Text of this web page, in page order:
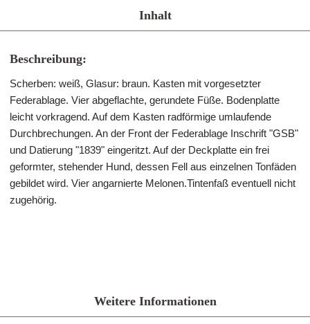
Inhalt
Beschreibung:
Scherben: weiß, Glasur: braun. Kasten mit vorgesetzter
Federablage. Vier abgeflachte, gerundete Füße. Bodenplatte
leicht vorkragend. Auf dem Kasten radförmige umlaufende
Durchbrechungen. An der Front der Federablage Inschrift "GSB"
und Datierung "1839" eingeritzt. Auf der Deckplatte ein frei
geformter, stehender Hund, dessen Fell aus einzelnen Tonfäden
gebildet wird. Vier angarnierte Melonen.Tintenfaß eventuell nicht
zugehörig.
Weitere Informationen